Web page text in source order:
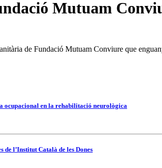
Mutuam
de Fundació Mutuam Conviure que
ocupacional en la rehabilitació neurològica
l’Institut Català de les Dones